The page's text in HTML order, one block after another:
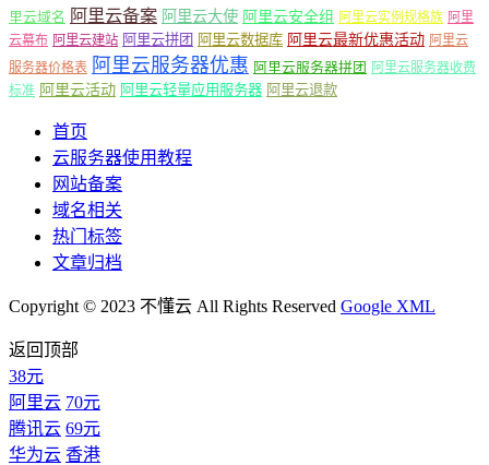
里云域名 阿里云备案 阿里云大使 阿里云安全组 阿里云实例规格族 阿里
云幕布 阿里云建站 阿里云拼团 阿里云数据库 阿里云最新优惠活动 阿里云
服务器价格表 阿里云服务器优惠 阿里云服务器拼团 阿里云服务器收费
标准 阿里云活动 阿里云轻量应用服务器 阿里云退款
首页
云服务器使用教程
网站备案
域名相关
热门标签
文章归档
Copyright © 2023 不懂云 All Rights Reserved Google XML
返回顶部
38元
阿里云 70元
腾讯云 69元
华为云 香港